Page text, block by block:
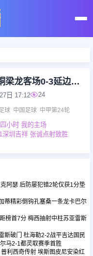
2025年09月27日 3连败！重庆铜梁龙客场0-3延边龙鼎 张外龙开门黑后卫滑倒送大礼
日 17:12 24
足球 中国足球 中甲第24轮
小时 我的主场
深圳吉祥 张诚点射致胜
阿瑟 后防屡犯错2轮仅获1分垫
蒂精彩倒钩孔塞桑一条龙卡巴尔
榜首7分 梅西抽射中柱苏亚雷斯
斯破门 杜海勒2-2战平吉达国民
马2-1都灵取赛季首胜
利西奇传射 埃斯图皮尼安染红